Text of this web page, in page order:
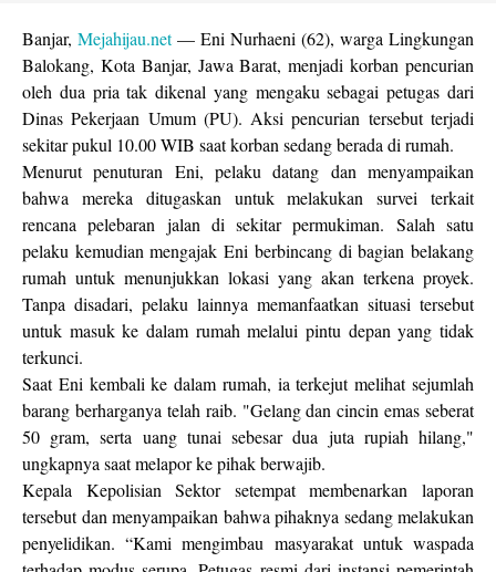
Banjar, Mejahijau.net— Eni Nurhaeni (62), warga Lingkungan
Balokang, Kota Banjar, Jawa Barat, menjadi korban pencurian
oleh dua pria tak dikenal yang mengaku sebagai petugas dari
Dinas Pekerjaan Umum (PU). Aksi pencurian tersebut terjadi
sekitar pukul 10.00 WIB saat korban sedang berada di rumah.
Menurut penuturan Eni, pelaku datang dan menyampaikan
bahwa mereka ditugaskan untuk melakukan survei terkait
rencana pelebaran jalan di sekitar permukiman. Salah satu
pelaku kemudian mengajak Eni berbincang di bagian belakang
rumah untuk menunjukkan lokasi yang akan terkena proyek.
Tanpa disadari, pelaku lainnya memanfaatkan situasi tersebut
untuk masuk ke dalam rumah melalui pintu depan yang tidak
terkunci.
Saat Eni kembali ke dalam rumah, ia terkejut melihat sejumlah
barang berharganya telah raib. "Gelang dan cincin emas seberat
50 gram, serta uang tunai sebesar dua juta rupiah hilang,"
ungkapnya saat melapor ke pihak berwajib.
Kepala Kepolisian Sektor setempat membenarkan laporan
tersebut dan menyampaikan bahwa pihaknya sedang melakukan
penyelidikan. “Kami mengimbau masyarakat untuk waspada